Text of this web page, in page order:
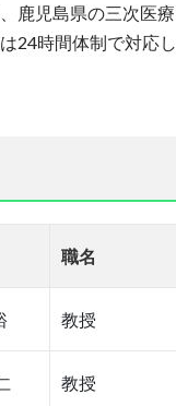
鹿児島県の三次医療
24時間体制で対応し
職名
教授
教授